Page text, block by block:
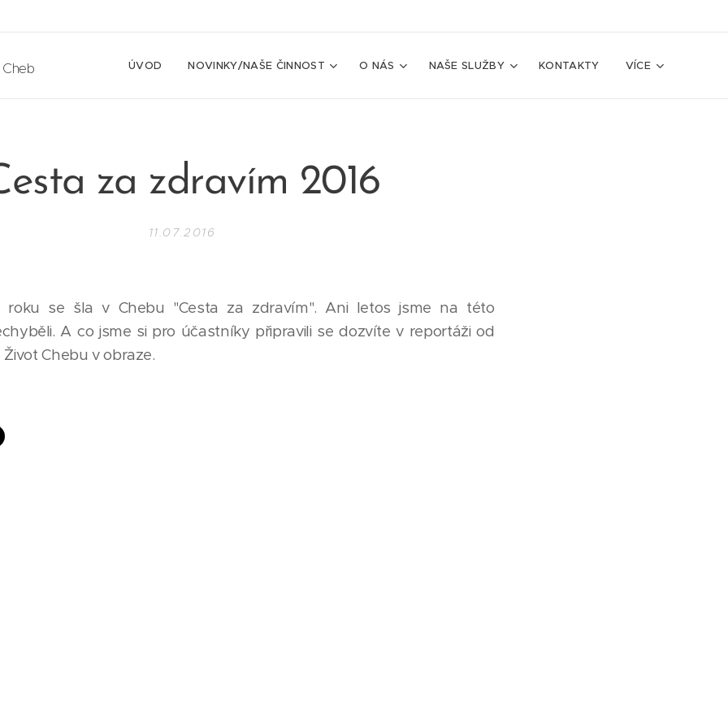
ÚVOD NOVINKY/NAŠE ČINNOST O NÁS NAŠE SLUŽBY KONTAKTY VÍCE
za zdravím 2016
11.07.2016
roku se šla v Chebu "Cesta za zdravím". Ani letos jsme na této
A co jsme si pro účastníky připravili se dozvíte v reportáži od
Chebu v obraze.